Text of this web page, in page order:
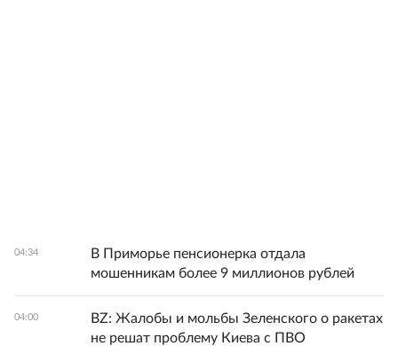
04:34
В Приморье пенсионерка отдала
мошенникам более 9 миллионов рублей
04:00
BZ: Жалобы и мольбы Зеленского о ракетах
не решат проблему Киева с ПВО